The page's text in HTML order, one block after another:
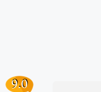
9.0
9.0